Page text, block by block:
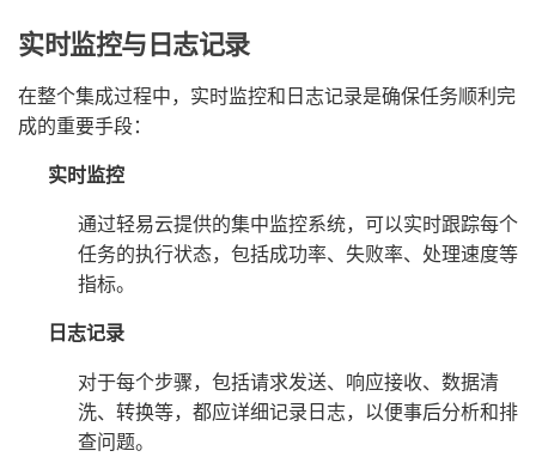
实时监控与日志记录
在整个集成过程中，实时监控和日志记录是确保任务顺利完
成的重要手段：
实时监控
通过轻易云提供的集中监控系统，可以实时跟踪每个
任务的执行状态，包括成功率、失败率、处理速度等
指标。
日志记录
对于每个步骤，包括请求发送、响应接收、数据清
洗、转换等，都应详细记录日志，以便事后分析和排
查问题。